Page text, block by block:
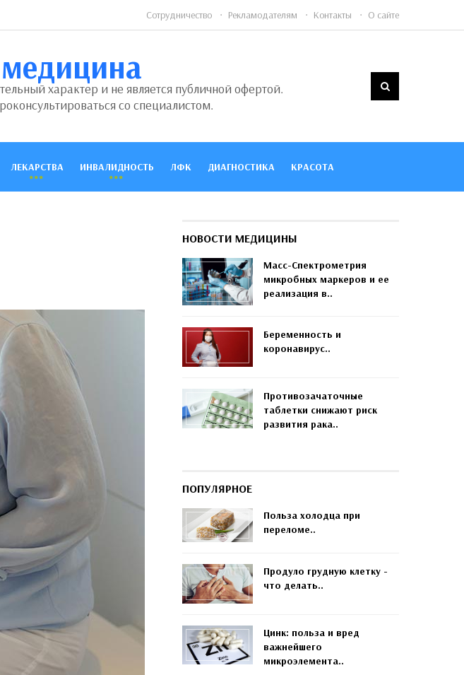
Сотрудничество Рекламодателям Контакты О сайте
характер и не является публичной офертой.
со специалистом.
ЛЕКАРСТВА ИНВАЛИДНОСТЬ ЛФК ДИАГНОСТИКА КРАСОТА
НОВОСТИ МЕДИЦИНЫ
Масс-Спектрометрия
микробных маркеров и ее
реализация в..
Беременность и
коронавирус..
Противозачаточные
таблетки снижают риск
развития рака..
ПОПУЛЯРНОЕ
Польза холодца при
переломе..
Продуло грудную клетку -
что делать..
Цинк: польза и вред
важнейшего
микроэлемента..